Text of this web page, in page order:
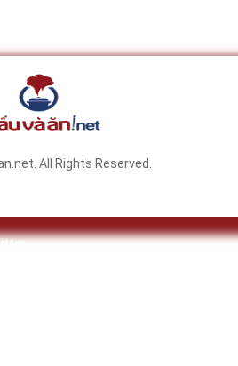
All Rights Reserved.